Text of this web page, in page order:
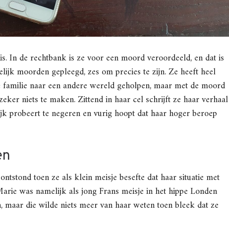
In de rechtbank is ze voor een moord veroordeeld, en dat is
moorden gepleegd, zes om precies te zijn. Ze heeft heel
naar een andere wereld geholpen, maar met de moord
niets te maken. Zittend in haar cel schrijft ze haar verhaal
probeert te negeren en vurig hoopt dat haar hoger beroep
toen ze als klein meisje besefte dat haar situatie met
was namelijk als jong Frans meisje in het hippe Londen
die wilde niets meer van haar weten toen bleek dat ze